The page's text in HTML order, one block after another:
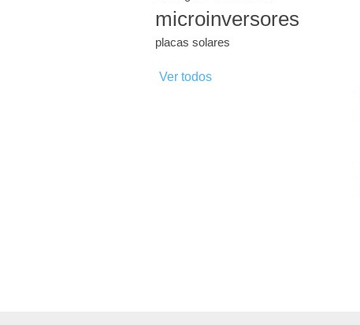
microinversores
placas solares
Ver todos